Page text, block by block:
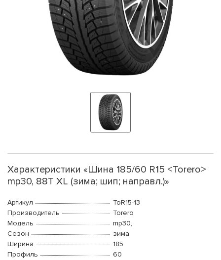
Характеристики «Шина 185/60 R15 <Torero>
mp30, 88T XL (зима; шип; направл.)»
Артикул
ToR15-13
Производитель
Torero
Модель
mp30,
Сезон
зима
Ширина
185
Профиль
60